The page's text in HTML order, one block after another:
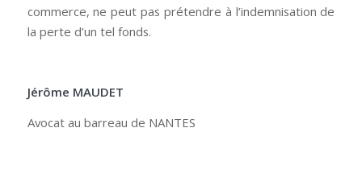
commerce, ne peut pas prétendre à l’indemnisation de
la perte d’un tel fonds.
Jérôme MAUDET
Avocat au barreau de NANTES